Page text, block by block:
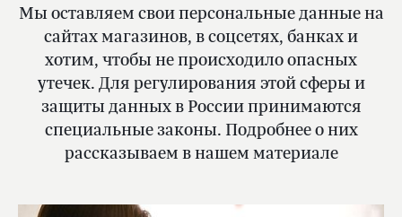
Мы оставляем свои персональные данные на
сайтах магазинов, в соцсетях, банках и
хотим, чтобы не происходило опасных
утечек. Для регулирования этой сферы и
защиты данных в России принимаются
специальные законы. Подробнее о них
рассказываем в нашем материале